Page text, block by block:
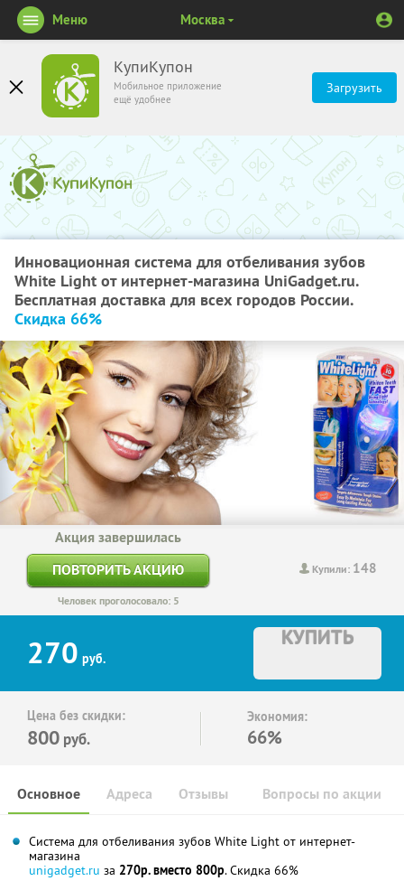
КупиКупон
Мобильное приложение
ещё удобнее
Загрузить
Меню Москва
Инновационная система для отбеливания зубов
White Light от интернет-магазина UniGadget.ru.
Бесплатная доставка для всех городов России.
Скидка 66%
Купили: 148
Акция завершилась
ПОВТОРИТЬ АКЦИЮ
Человек проголосовало: 5
270 руб.
КУПИТЬ
Цена без скидки:
800 руб.
Экономия:
66%
Основное Отзывы Вопросы по акции
Адреса
Система для отбеливания зубов White Light от интернет-
магазина
unigadget.ru за 270р. вместо 800р. Скидка 66%